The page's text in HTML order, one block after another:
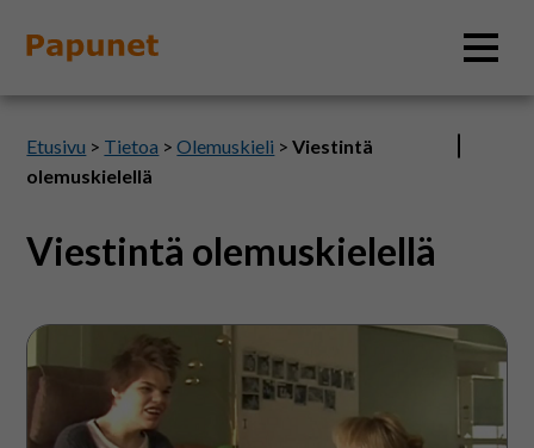
Tietoa
Materiaalit
Kuvatyökalut
Etusivu > Tietoa >Olemuskieli >Viestintä
olemuskielellä
Viestintä olemuskielellä
Tarkista
yhteisymmärrys